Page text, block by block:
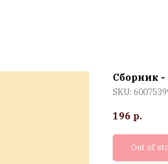
Сборник -
SKU:
196 р.
Out of